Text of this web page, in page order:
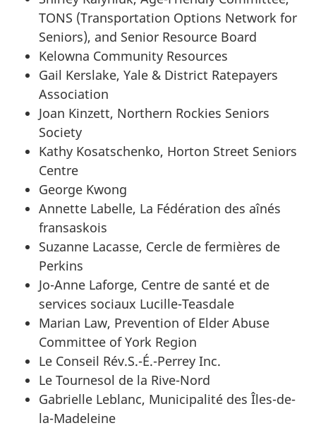
TONS (Transportation Options Network for
Seniors), and Senior Resource Board
Kelowna Community Resources
Gail Kerslake, Yale & District Ratepayers
Association
Joan Kinzett, Northern Rockies Seniors
Society
Kathy Kosatschenko, Horton Street Seniors
Centre
George Kwong
Annette Labelle, La Fédération des aînés
fransaskois
Suzanne Lacasse, Cercle de fermières de
Perkins
Jo-Anne Laforge, Centre de santé et de
services sociaux Lucille-Teasdale
Marian Law, Prevention of Elder Abuse
Committee of York Region
Le Conseil Rév.S.-É.-Perrey Inc.
Le Tournesol de la Rive-Nord
Gabrielle Leblanc, Municipalité des Îles-de-
la-Madeleine